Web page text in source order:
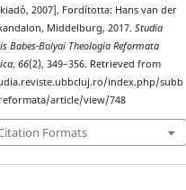
2007], Fordította: Hans van der
Middelburg, 2017.Studia
Babes-Bolyai Theologia Reformata
,66(2), 349–356. Retrieved from
index.php/subb
article/view/748
Formats